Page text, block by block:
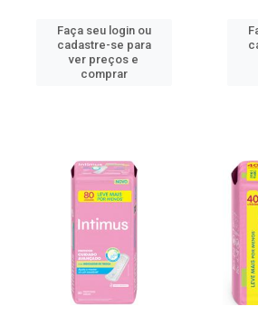
Faça seu login ou
cadastre-se para
ver preços e
comprar